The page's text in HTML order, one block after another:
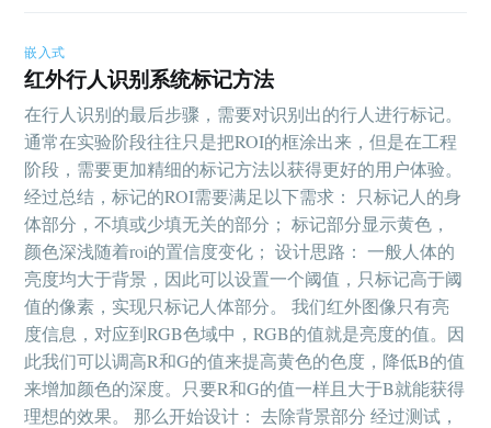
嵌入式
红外行人识别系统标记方法
在行人识别的最后步骤，需要对识别出的行人进行标记。
通常在实验阶段往往只是把ROI的框涂出来，但是在工程
阶段，需要更加精细的标记方法以获得更好的用户体验。
经过总结，标记的ROI需要满足以下需求： 只标记人的身
体部分，不填或少填无关的部分； 标记部分显示黄色，
颜色深浅随着roi的置信度变化； 设计思路： 一般人体的
亮度均大于背景，因此可以设置一个阈值，只标记高于阈
值的像素，实现只标记人体部分。 我们红外图像只有亮
度信息，对应到RGB色域中，RGB的值就是亮度的值。因
此我们可以调高R和G的值来提高黄色的色度，降低B的值
来增加颜色的深度。只要R和G的值一样且大于B就能获得
理想的效果。 那么开始设计： 去除背景部分 经过测试，